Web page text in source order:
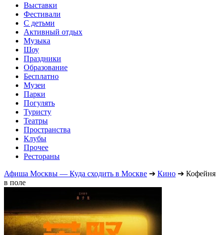
Выставки
Фестивали
С детьми
Активный отдых
Музыка
Шоу
Праздники
Образование
Бесплатно
Музеи
Парки
Погулять
Туристу
Театры
Пространства
Клубы
Прочее
Рестораны
Афиша Москвы — Куда сходить в Москве ➔ Кино ➔ Кофейня
в поле